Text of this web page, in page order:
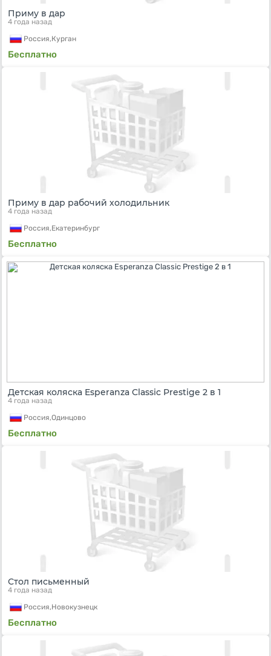
Приму в дар
4 года назад
Россия,Курган
Бесплатно
Приму в дар рабочий холодильник
4 года назад
Россия,Екатеринбург
Бесплатно
Детская коляска Esperanza Classic Prestige 2 в 1
4 года назад
Россия,Одинцово
Бесплатно
Стол письменный
4 года назад
Россия,Новокузнецк
Бесплатно